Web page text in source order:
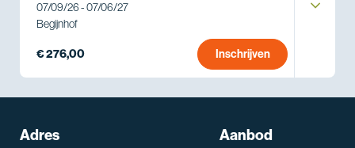
07/09/26 - 07/06/27
Begijnhof
€ 276,00 Inschrijven
Adres Aanbod